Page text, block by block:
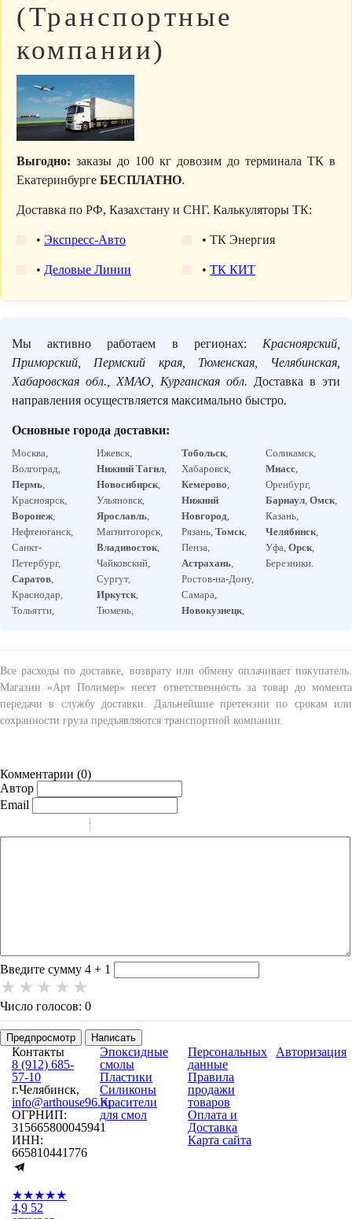
(Транспортные
компании)
Выгодно: заказы до 100 кг довозим до терминала ТК в
Екатеринбурге БЕСПЛАТНО.
Доставка по РФ, Казахстану и СНГ. Калькуляторы ТК:
• Экспресс-Авто
• Деловые Линии
• ТК Энергия
• ТК КИТ
Мы активно работаем в регионах: Красноярский,
Приморский, Пермский края, Тюменская, Челябинская,
Хабаровская обл., ХМАО, Курганская обл. Доставка в эти
направления осуществляется максимально быстро.
Основные города доставки:
Москва,
Волгоград,
Пермь,
Красноярск,
Воронеж,
Нефтеюганск,
Санкт-
Петербург,
Саратов,
Краснодар,
Тольятти,
Ижевск,
Нижний Тагил,
Новосибирск,
Ульяновск,
Ярославль,
Магнитогорск,
Владивосток,
Чайковский,
Сургут,
Иркутск,
Тюмень,
Тобольск,
Хабаровск,
Кемерово,
Нижний
Новгород,
Рязань, Томск,
Пенза,
Астрахань,
Ростов-на-Дону,
Самара,
Новокузнецк,
Соликамск,
Миасс,
Оренбург,
Барнаул,Омск,
Казань,
Челябинск,
Уфа,Орск,
Березники.
Все расходы по доставке, возврату или обмену оплачивает покупатель.
Магазин «Арт Полимер» несет ответственность за товар до момента
передачи в службу доставки. Дальнейшие претензии по срокам или
сохранности груза предъявляются транспортной компании.
Комментарии (0)
Автор
Email
-
-
-
Введите сумму 4 + 1
Число голосов: 0
Предпросмотр Написать
Контакты
8 (912) 685-
57-10
г.Челябинск,
info@arthouse96.ru
ОГРНИП:
315665800045941
ИНН:
665810441776
★★★★★
4,9 52
Эпоксидные
смолы
Пластики
Силиконы
Красители
для смол
Персональных
данные
Правила
продажи
товаров
Оплата и
Доставка
Карта сайта
Авторизация